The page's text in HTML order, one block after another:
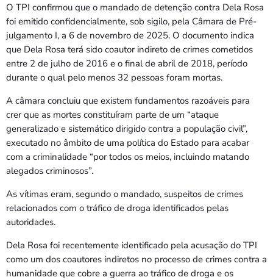
O TPI confirmou que o mandado de detenção contra Dela Rosa
foi emitido confidencialmente, sob sigilo, pela Câmara de Pré-
julgamento I, a 6 de novembro de 2025. O documento indica
que Dela Rosa terá sido coautor indireto de crimes cometidos
entre 2 de julho de 2016 e o final de abril de 2018, período
durante o qual pelo menos 32 pessoas foram mortas.
A câmara concluiu que existem fundamentos razoáveis para
crer que as mortes constituíram parte de um “ataque
generalizado e sistemático dirigido contra a população civil”,
executado no âmbito de uma política do Estado para acabar
com a criminalidade “por todos os meios, incluindo matando
alegados criminosos”.
As vítimas eram, segundo o mandado, suspeitos de crimes
relacionados com o tráfico de droga identificados pelas
autoridades.
Dela Rosa foi recentemente identificado pela acusação do TPI
como um dos coautores indiretos no processo de crimes contra a
humanidade que cobre a guerra ao tráfico de droga e os